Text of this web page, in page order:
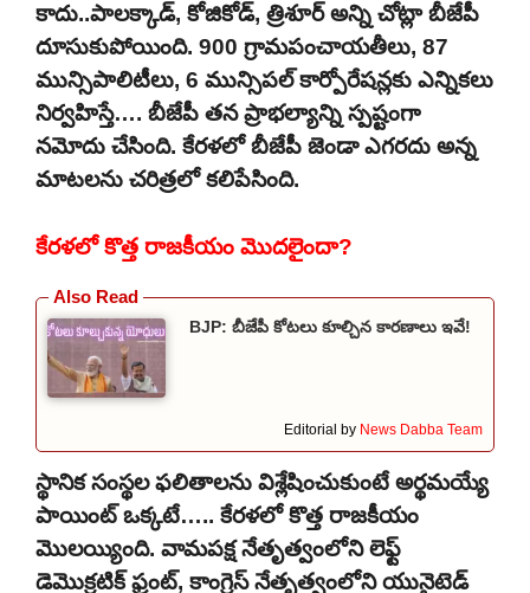
కాదు..పాలక్కాడ్, కోజికోడ్, త్రిశూర్ అన్ని చోట్లా బీజేపీ
దూసుకుపోయింది. 900 గ్రామపంచాయతీలు, 87
మున్సిపాలిటీలు, 6 మున్సిపల్ కార్పోరేషన్లకు ఎన్నికలు
నిర్వహిస్తే…. బీజేపీ తన ప్రాభల్యాన్ని స్పష్టంగా
నమోదు చేసింది. కేరళలో బీజేపీ జెండా ఎగరదు అన్న
మాటలను చరిత్రలో కలిపేసింది.
కేరళలో కొత్త రాజకీయం మొదలైందా?
BJP: బీజేపీ కోటలు కూల్చిన కారణాలు ఇవే!
Editorial by News Dabba Team
స్థానిక సంస్థల ఫలితాలను విశ్లేషించుకుంటే అర్థమయ్యే
పాయింట్ ఒక్కటే….. కేరళలో కొత్త రాజకీయం
మొలయ్యింది. వామపక్ష నేతృత్వంలోని లెఫ్ట్
డెమొక్రటిక్ ఫ్రంట్, కాంగ్రెస్ నేతృత్వంలోని యునైటెడ్